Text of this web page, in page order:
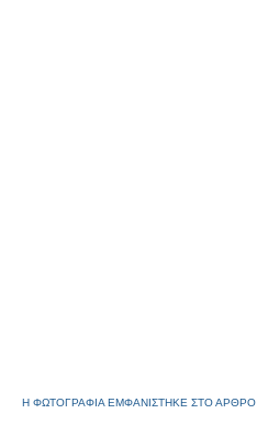
Η ΦΩΤΟΓΡΑΦΙΑ ΕΜΦΑΝΙΣΤΗΚΕ ΣΤΟ ΑΡΘΡΟ